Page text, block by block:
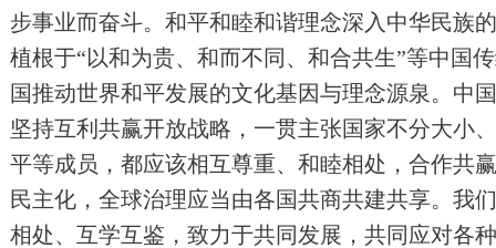
步事业而奋斗。和平和睦和谐理念深入中华民族
植根于“以和为贵、和而不同、和合共生”等中国
国推动世界和平发展的文化基因与理念源泉。中
坚持互利共赢开放战略，一贯主张国家不分大小
平等成员，都应该相互尊重、和睦相处，合作共
民主化，全球治理应当由各国共商共建共享。我
相处、互学互鉴，致力于共同发展，共同应对各